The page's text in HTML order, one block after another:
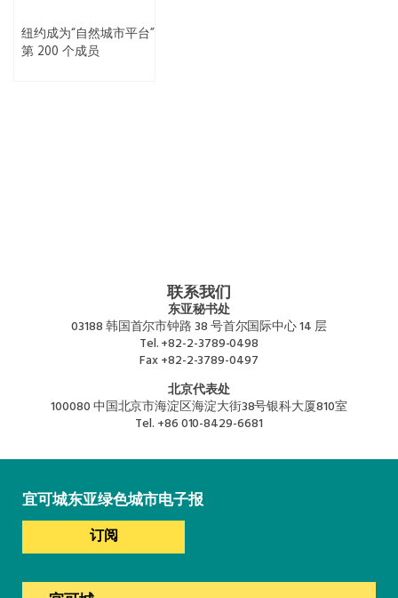
第 200 个成员
联系我们
东亚秘书处
03188 韩国首尔市钟路 38 号首尔国际中心 14 层
Tel.+82-2-3789-0498
Fax+82-2-3789-0497
北京代表处
100080 中国北京市海淀区海淀大街38号银科大厦810室
Tel. +86 010-8429-6681
宜可城东亚绿色城市电子报
订阅